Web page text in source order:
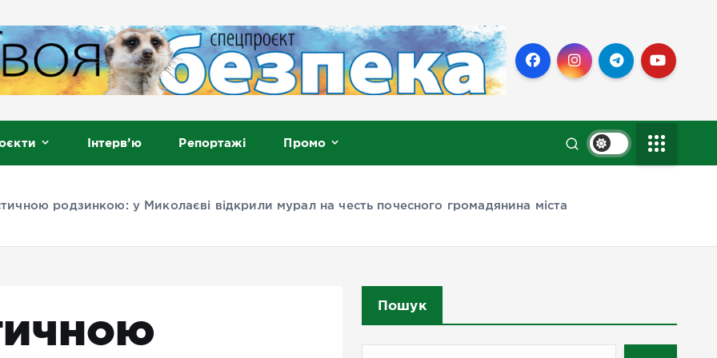
Інтерв’ю Репортажі Промо
родзинкою: у Миколаєві відкрили мурал на честь почесного громадянина міста
Пошук